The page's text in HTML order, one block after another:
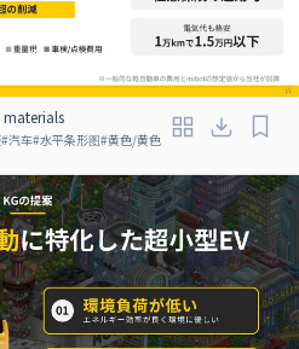
#汽车#水平条形图#黄色/黄色